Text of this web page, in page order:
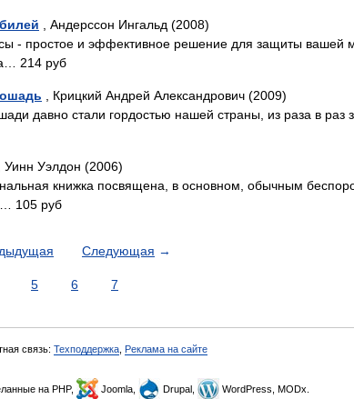
, Андерссон Ингальд (2008)
- простое и эффективное решение для защиты вашей
214 руб
, Крицкий Андрей Александрович (2009)
давно стали гордостью нашей страны, из раза в раз
, Уинн Уэлдон (2006)
книжка посвящена, в основном, обычным
105 руб
Следующая →
5 6 7
связь: Техподдержка Реклама на сайте
на PHP, Joomla, Drupal, WordPress, MODx.